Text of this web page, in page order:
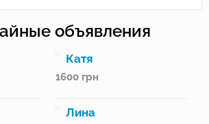
объявления
Катя
1600 грн
Лина